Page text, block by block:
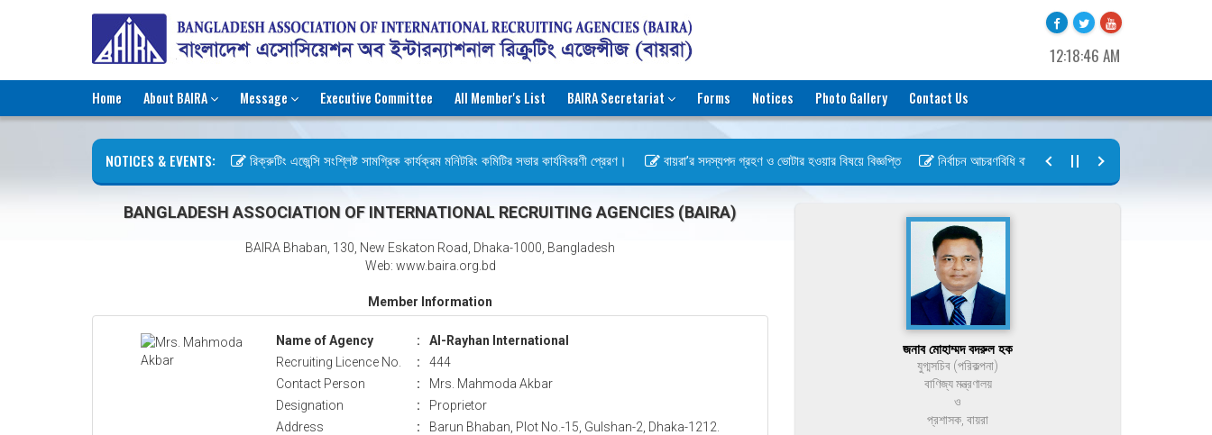
12:18:46 AM
Home About BAIRA Message Executive Committee All Member's List BAIRA Secretariat Forms Notices Photo Gallery Contact Us
NOTICES & EVENTS: রিক্রুটিং এজেন্সি সংশ্লিষ্ট সামগ্রিক কার্যক্রম মনিটরিং কমিটির সভার কার্যবিবরণী প্রেরণ। বায়রা’র সদস্যপদ গ্রহণ ও ভোটার হওয়ার বিষয়ে বিজ্ঞপ্তি নির্বাচন আচরণবিধি বায়রা ২০২৬-২০২৮
BANGLADESH ASSOCIATION OF INTERNATIONAL RECRUITING AGENCIES (BAIRA)
BAIRA Bhaban, 130, New Eskaton Road, Dhaka-1000, Bangladesh
Web: www.baira.org.bd
Member Information
Name of Agency :
Al-Rayhan International
Recruiting Licence No.
:
444
Contact Person
:
Mrs. Mahmoda Akbar
Designation
:
Proprietor
Address
:
Barun Bhaban, Plot No.-15, Gulshan-2, Dhaka-1212.
জনাব মোহাম্মদ বদরুল হক
যুগ্মসচিব (পরিকল্পনা)
বাণিজ্য মন্ত্রণালয়
ও
প্রশাসক, বায়রা